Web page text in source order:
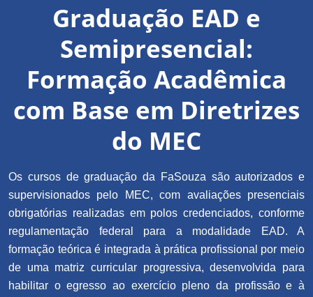
Graduação EAD e
Semipresencial:
Formação Acadêmica
com Base em Diretrizes
do MEC
Os cursos de graduação da FaSouza são autorizados e
supervisionados pelo MEC, com avaliações presenciais
obrigatórias realizadas em polos credenciados, conforme
regulamentação federal para a modalidade EAD. A
formação teórica é integrada à prática profissional por meio
de uma matriz curricular progressiva, desenvolvida para
habilitar o egresso ao exercício pleno da profissão e à